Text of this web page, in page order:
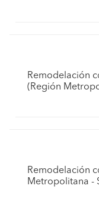
Remodelación
(Región
Remodelación
Metropolitana -